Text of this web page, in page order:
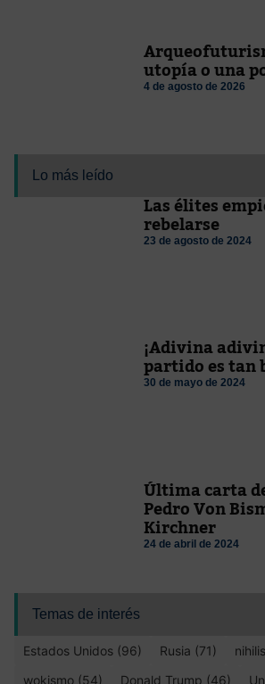
utopía o una
4 de agosto de 2026
Lo más leído
Las élites
rebelarse
23 de agosto de 2024
¡Adivina
partido es tan
30 de mayo de 2024
Última carta
Pedro Von
Kirchner
24 de abril de 2024
Temas de interés
Estados Unidos (96) Rusia (71)
wokismo (54)
Donald Trump (46)